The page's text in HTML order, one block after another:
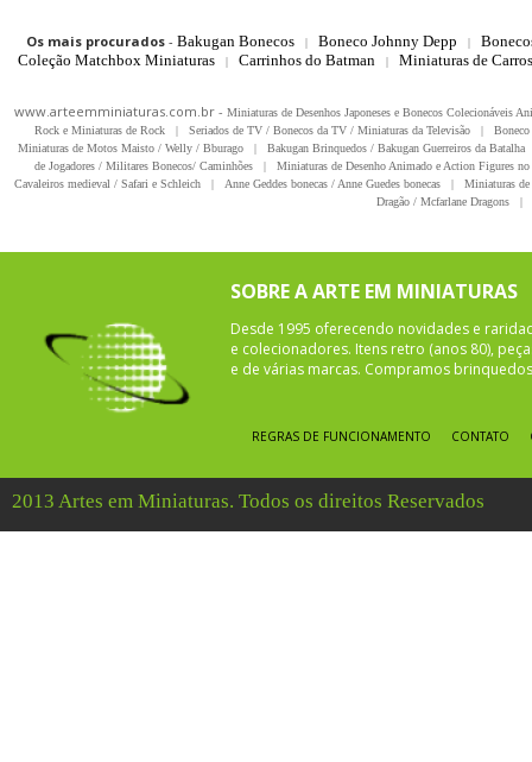
Os mais procurados- Bakugan Bonecos | Boneco Johnny Depp |
Coleção Matchbox Miniaturas
| Carrinhos do Batman | Miniaturas de
www.arteemminiaturas.com.br - Miniaturas de Desenhos Japoneses e Bonecos Colecionáveis
Rock e Miniaturas de Rock
| Seriados de TV / Bonecos da TV / Miniaturas da Televisão |
Miniaturas de Motos Maisto / Welly / Bburago
| Bakugan Brinquedos / Bakugan Guerreiros da Batalha
de Jogadores / Militares Bonecos/ Caminhões
|
Miniaturas de Desenho Animado e Action Figures
Cavaleiros medieval / Safari e Schleich
| Anne Geddes bonecas / Anne Guedes bonecas |
Miniaturas
Dragão / Mcfarlane Dragons
|
SOBRE A ARTE EM MINIATURAS
Desde 1995 oferecendo novidades e
e colecionadores. Itens retro (anos 80),
e de várias marcas. Compramos
REGRAS DE FUNCIONAMENTO CONTATO
2013 Artes em Miniaturas. Todos os direitos Reservados